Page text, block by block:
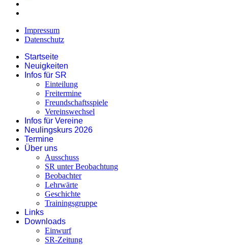
Impressum
Datenschutz
Startseite
Neuigkeiten
Infos für SR
Einteilung
Freitermine
Freundschaftsspiele
Vereinswechsel
Infos für Vereine
Neulingskurs 2026
Termine
Über uns
Ausschuss
SR unter Beobachtung
Beobachter
Lehrwärte
Geschichte
Trainingsgruppe
Links
Downloads
Einwurf
SR-Zeitung